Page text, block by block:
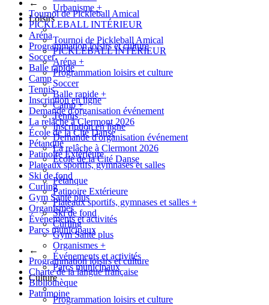
←
Tournoi de Pickleball Amical
PICKLEBALL INTÉRIEUR
Aréna
Programmation loisirs et culture
Soccer
Balle rapide
Camp
Tennis
Inscription en ligne
Demande d'organisation événement
La relâche à Clermont 2026
École de la Cité Danse
Pétanque
Patinoire Extérieure
Plateaux sportifs, gymnases et salles
Ski de fond
Curling
Gym Santé plus
Organismes
Événements et activités
Parcs municipaux
←
Programmation loisirs et culture
Charte de la langue française
Bibliothèque
Patrimoine
Urbanisme +
Loisirs
Tournoi de Pickleball Amical
PICKLEBALL INTÉRIEUR
Aréna +
Programmation loisirs et culture
Soccer
Balle rapide +
Camp+
Tennis
Inscription en ligne
Demande d'organisation événement
La relâche à Clermont 2026
École de la Cité Danse
Pétanque
Patinoire Extérieure
Plateaux sportifs, gymnases et salles +
Ski de fond
Curling
Gym Santé plus
Organismes +
Événements et activités
Parcs municipaux
Culture
Programmation loisirs et culture